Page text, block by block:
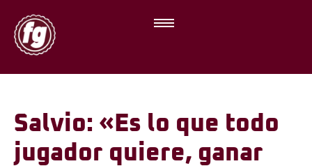
Salvio: «Es lo que todo
jugador quiere, ganar